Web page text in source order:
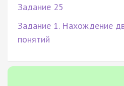
Задание 25
Задание 1. Нахождение
понятий